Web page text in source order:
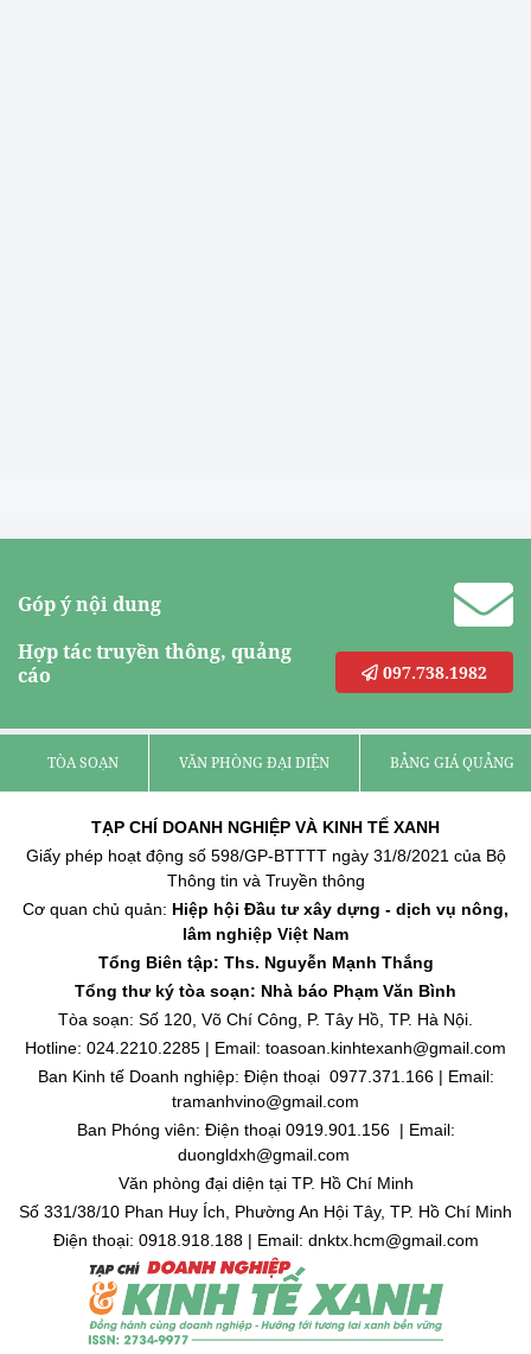
Góp ý nội dung
Hợp tác truyền thông, quảng
cáo
097.738.1982
TÒA SOẠN VĂN PHÒNG ĐẠI DIỆN BẢNG GIÁ QUẢNG
TẠP CHÍ DOANH NGHIỆP VÀ KINH TẾ XANH
Giấy phép hoạt động số 598/GP-BTTTT ngày 31/8/2021 của Bộ
Thông tin và Truyền thông
Cơ quan chủ quản: Hiệp hội Đầu tư xây dựng - dịch vụ nông,
lâm nghiệp Việt Nam
Tổng Biên tập: Ths. Nguyễn Mạnh Thắng
Tổng thư ký tòa soạn: Nhà báo Phạm Văn Bình
Tòa soạn: Số 120, Võ Chí Công, P. Tây Hồ, TP. Hà Nội.
Hotline: 024.2210.2285 | Email: toasoan.kinhtexanh@gmail.com
Ban Kinh tế Doanh nghiệp: Điện thoại 0977.371.166 | Email:
tramanhvino@gmail.com
Ban Phóng viên: Điện thoại 0919.901.156 | Email:
duongldxh@gmail.com
Văn phòng đại diện tại TP. Hồ Chí Minh
Số 331/38/10 Phan Huy Ích, Phường An Hội Tây, TP. Hồ Chí Minh
Điện thoại: 0918.918.188 | Email: dnktx.hcm@gmail.com